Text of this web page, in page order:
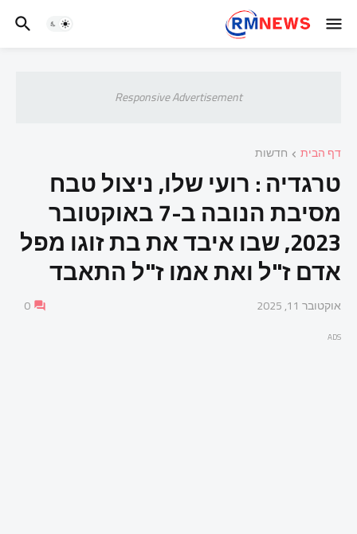
Responsive Advertisement
דף הבית חדשות
טרגדיה : רועי שלו, ניצול טבח
מסיבת הנובה ב-7 באוקטובר
2023, שבו איבד את בת זוגו מפל
אדם ז"ל ואת אמו ז"ל התאבד
אוקטובר 11, 2025 0
ADS